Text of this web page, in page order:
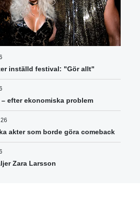
inställd festival: "Gör allt"
efter ekonomiska problem
akter som borde göra comeback
Zara Larsson